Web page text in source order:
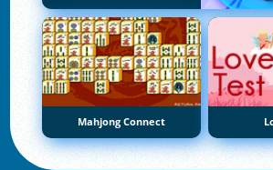
Mahjong Connect